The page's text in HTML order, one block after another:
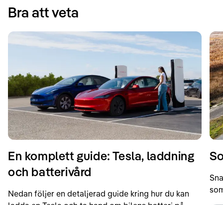
Bra att veta
En komplett guide: Tesla, laddning
och batterivård
Nedan följer en detaljerad guide kring hur du kan